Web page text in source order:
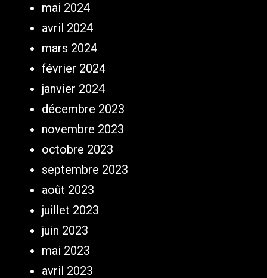
mai 2024
avril 2024
mars 2024
février 2024
janvier 2024
décembre 2023
novembre 2023
octobre 2023
septembre 2023
août 2023
juillet 2023
juin 2023
mai 2023
avril 2023